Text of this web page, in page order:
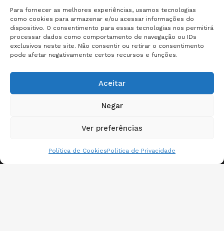
Para fornecer as melhores experiências, usamos tecnologias
como cookies para armazenar e/ou acessar informações do
dispositivo. O consentimento para essas tecnologias nos permitirá
processar dados como comportamento de navegação ou IDs
exclusivos neste site. Não consentir ou retirar o consentimento
pode afetar negativamente certos recursos e funções.
Aceitar
Negar
Ver preferências
Política de CookiesPolitica de Privacidade
Trabalhe conosco
Soluções
Conteúdos